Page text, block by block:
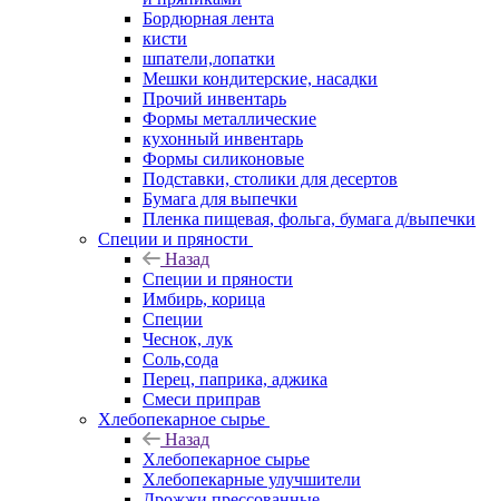
Бордюрная лента
кисти
шпатели,лопатки
Мешки кондитерские, насадки
Прочий инвентарь
Формы металлические
кухонный инвентарь
Формы силиконовые
Подставки, столики для десертов
Бумага для выпечки
Пленка пищевая, фольга, бумага д/выпечки
Специи и пряности
Назад
Специи и пряности
Имбирь, корица
Специи
Чеснок, лук
Соль,сода
Перец, паприка, аджика
Смеси приправ
Хлебопекарное сырье
Назад
Хлебопекарное сырье
Хлебопекарные улучшители